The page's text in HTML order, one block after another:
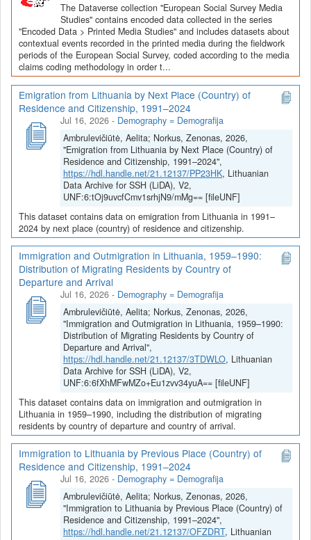
The Dataverse collection "European Social Survey Media
Studies" contains encoded data collected in the series
"Encoded Data > Printed Media Studies" and includes datasets about
contextual events recorded in the printed media during the fieldwork
periods of the European Social Survey, coded according to the media
claims coding methodology in order t...
Emigration from Lithuania by Next Place (Country) of
Residence and Citizenship, 1991–2024
Jul 16, 2026 - Demography = Demografija
Ambrulevičiūtė, Aelita; Norkus, Zenonas, 2026,
"Emigration from Lithuania by Next Place (Country) of
Residence and Citizenship, 1991–2024",
https://hdl.handle.net/21.12137/PP23HK, Lithuanian
Data Archive for SSH (LiDA), V2,
UNF:6:tOj9uvcfCmv1srhjN9/mMg== [fileUNF]
This dataset contains data on emigration from Lithuania in 1991–
2024 by next place (country) of residence and citizenship.
Immigration and Outmigration in Lithuania, 1959–1990:
Distribution of Migrating Residents by Country of
Departure and Arrival
Jul 16, 2026 - Demography = Demografija
Ambrulevičiūtė, Aelita; Norkus, Zenonas, 2026,
"Immigration and Outmigration in Lithuania, 1959–1990:
Distribution of Migrating Residents by Country of
Departure and Arrival",
https://hdl.handle.net/21.12137/3TDWLO, Lithuanian
Data Archive for SSH (LiDA), V2,
UNF:6:6fXhMFwMZo+Eu1zvv34yuA== [fileUNF]
This dataset contains data on immigration and outmigration in
Lithuania in 1959–1990, including the distribution of migrating
residents by country of departure and country of arrival.
Immigration to Lithuania by Previous Place (Country) of
Residence and Citizenship, 1991–2024
Jul 16, 2026 - Demography = Demografija
Ambrulevičiūtė, Aelita; Norkus, Zenonas, 2026,
"Immigration to Lithuania by Previous Place (Country) of
Residence and Citizenship, 1991–2024",
https://hdl.handle.net/21.12137/OFZDRT, Lithuanian